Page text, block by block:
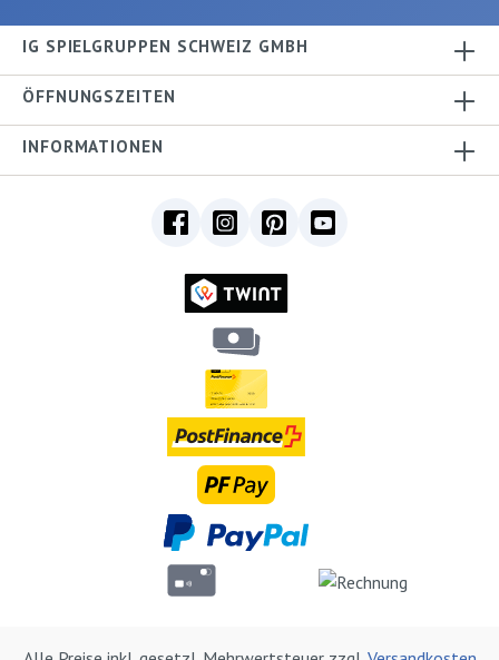
IG SPIELGRUPPEN SCHWEIZ GMBH
ÖFFNUNGSZEITEN
INFORMATIONEN